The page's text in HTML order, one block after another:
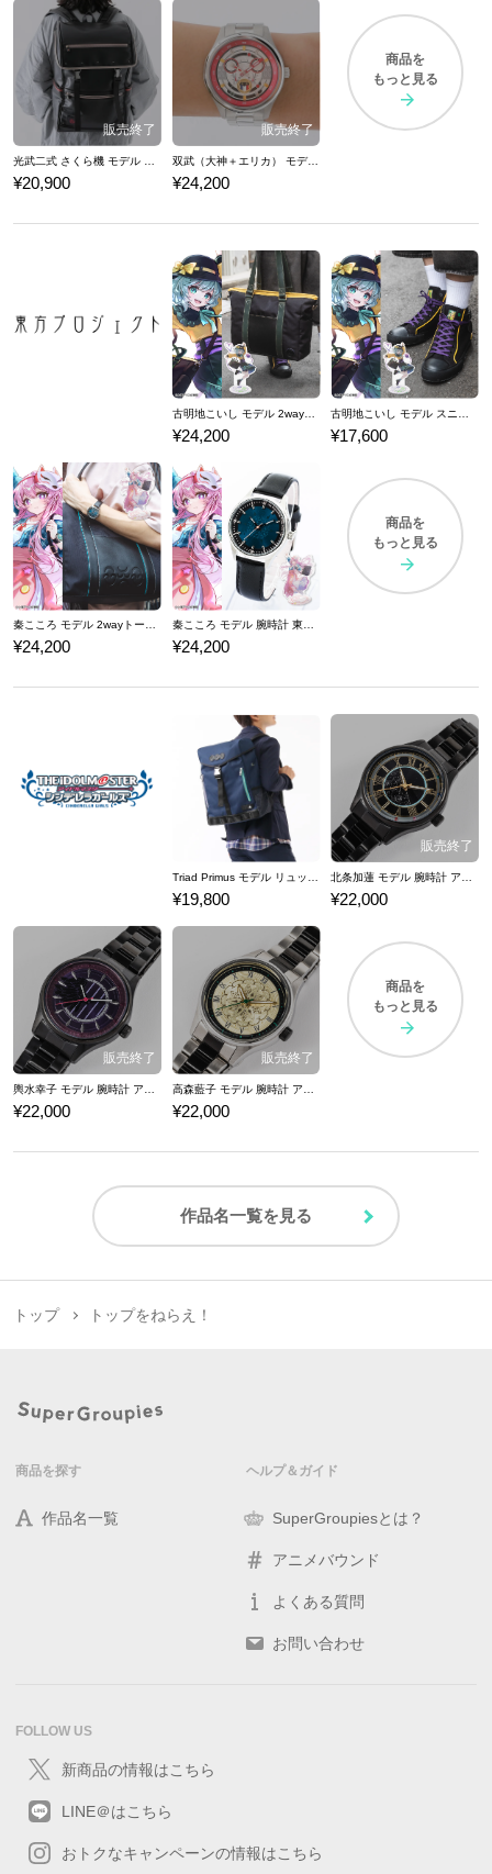
¥20,900
双武（大神＋エリカ） モデル 腕時計 サクラ大戦４ エリカ・フォンティーヌ
¥24,200
商品を
もっと見る
古明地こいし モデル 2wayトートバッグ 東方Project
¥24,200 ¥17,600
秦こころ モデル 2wayトートバッグ 東方Project
¥24,200
秦こころ モデル 腕時計 東方Project
¥24,200
商品を
もっと見る
¥19,800 ¥22,000
¥22,000 ¥22,000
商品を
もっと見る
作品名一覧を見る
トップ トップをねらえ！
商品を探す
作品名一覧
ヘルプ＆ガイド
SuperGroupiesとは？
アニメバウンド
よくある質問
お問い合わせ
FOLLOW US
新商品の情報はこちら
LINE＠はこちら
おトクなキャンペーンの情報はこちら